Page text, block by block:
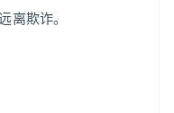
离欺诈。